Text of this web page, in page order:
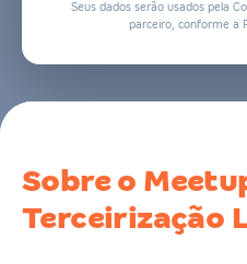
Seus dados serão usados pela
parceiro, conforme a
Sobre o
Terceirização